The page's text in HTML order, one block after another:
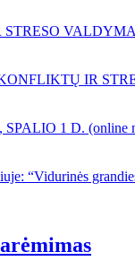
IR
1 D. (online
“Vidurinės